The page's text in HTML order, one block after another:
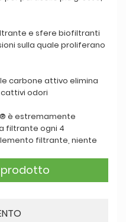
e sfere biofiltranti
sulla quale proliferano
carbone attivo elimina
odori
è estremamente
filtrante ogni 4
filtrante, niente